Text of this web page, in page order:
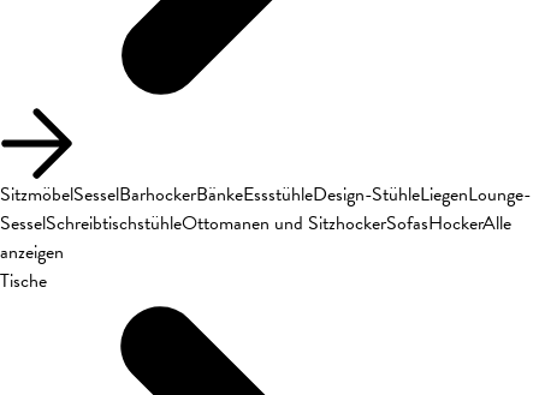
SitzmöbelSesselBarhockerBänkeEssstühleDesign-StühleLiegenLounge-
SesselSchreibtischstühleOttomanen und SitzhockerSofasHockerAlle
anzeigen
Tische